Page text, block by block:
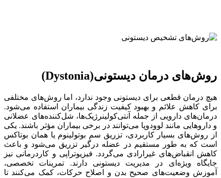
روش‌های درمان دیستونی(Dystonia)
هیچ درمان قطعی برای دیستونی وجود ندارد، اما روش‌های مختلفی
برای کاهش علائم و بهبود کیفیت زندگی بیماران استفاده می‌شود.
درمان‌های دارویی از جمله آنتی‌کولینرژیک‌ها، شل‌کننده‌های عضلانی
و داروهایی مانند لوودوپا می‌توانند در برخی بیماران مؤثر باشند. یکی
از روش‌های بسیار کاربردی، تزریق سم بوتولینوم یا همان بوتاکس
است که به طور مستقیم در عضله درگیر تزریق می‌شود و باعث
کاهش انقباض‌های غیرارادی می‌گردد. فیزیوتراپی و کاردرمانی نیز
جایگاه ویژه‌ای در مدیریت دیستونی دارند. تمرینات تخصصی،
آموزش وضعیت‌های صحیح بدن و اصلاح حرکات، کمک می‌کنند تا